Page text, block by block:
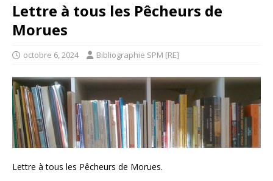
Lettre à tous les Pêcheurs de
Morues
octobre 6, 2024 Bibliographie SPM [RE]
Lettre à tous les Pêcheurs de Morues.